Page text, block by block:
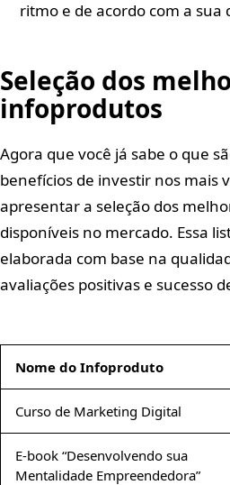
ritmo e de acordo com a sua
Seleção dos
infoprodutos
Agora que você já sabe o que
benefícios de investir nos mais
apresentar a seleção dos
disponíveis no mercado. Essa
elaborada com base na
avaliações positivas e sucesso
Nome do Infoproduto
Curso de Marketing Digital
E-book “Desenvolvendo sua
Mentalidade Empreendedora”